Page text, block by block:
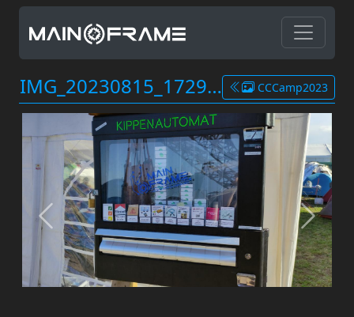
IMG_20230815_172906.jpg CCCamp2023